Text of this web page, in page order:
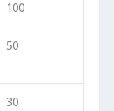
100
50
30